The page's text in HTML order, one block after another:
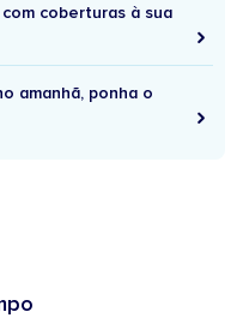
coberturas à sua
amanhã, ponha o